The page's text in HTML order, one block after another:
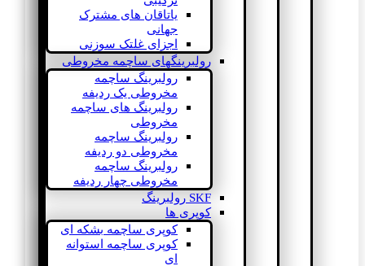
یاتاقان های مشترک
جهانی
اجزای غلتک سوزنی
رولبرینگهای ساچمه مخروطی
رولبرینگ ساچمه
مخروطی یک ردیفه
رولبرینگ های ساچمه
مخروطی
رولبرینگ ساچمه
مخروطی دو ردیفه
رولبرینگ ساچمه
مخروطی چهار ردیفه
SKF رولبرینگ
کوپری ها
کوپری ساچمه بشکه ای
کوپری ساچمه استوانه
ای